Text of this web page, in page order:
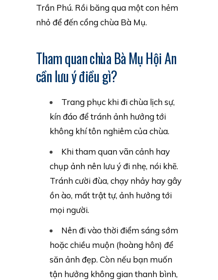
Trần Phú. Rồi băng qua một con hẻm
nhỏ để đến cổng chùa Bà Mụ.
Tham quan chùa Bà Mụ Hội An
cần lưu ý điều gì?
Trang phục khi đi chùa lịch sự,
kín đáo để tránh ảnh hưởng tới
không khí tôn nghiêm của chùa.
Khi tham quan vãn cảnh hay
chụp ảnh nên lưu ý đi nhẹ, nói khẽ.
Tránh cười đùa, chạy nhảy hay gây
ồn ào, mất trật tự, ảnh hưởng tới
mọi người.
Nên đi vào thời điểm sáng sớm
hoặc chiều muộn (hoàng hôn) để
săn ảnh đẹp. Còn nếu bạn muốn
tận hưởng không gian thanh bình,